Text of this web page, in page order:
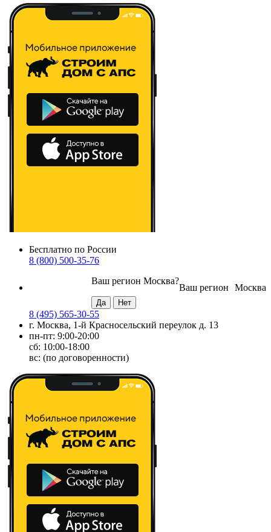
Бесплатно по России
8 (800) 500-35-76
Москва
Ваш регион
Ваш регион Москва?
8 (495) 565-30-55
г. Москва, 1-й Красносельский переулок д. 13
пн-пт: 9:00-20:00
сб: 10:00-18:00
вс: (по договоренности)